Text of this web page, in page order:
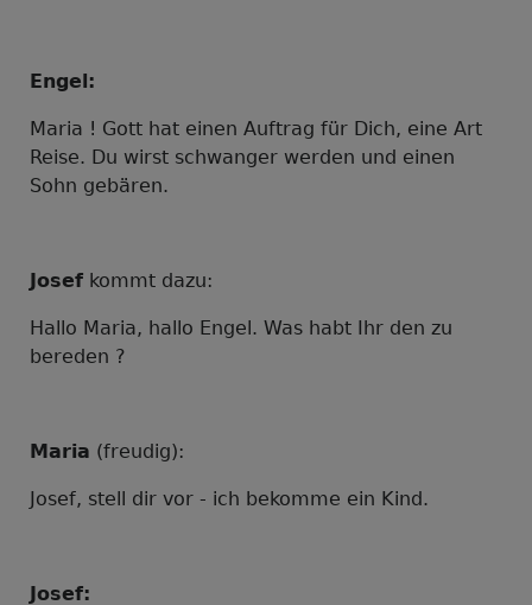
Engel:
Maria ! Gott hat einen Auftrag für Dich, eine Art
Reise. Du wirst schwanger werden und einen
Sohn gebären.
Josef kommt dazu:
Hallo Maria, hallo Engel. Was habt Ihr den zu
bereden ?
Maria (freudig):
Josef, stell dir vor - ich bekomme ein Kind.
Josef: